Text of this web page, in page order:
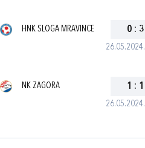
HNK SLOGA MRAVINCE 0 : 3
NK ZAGORA 1 : 1